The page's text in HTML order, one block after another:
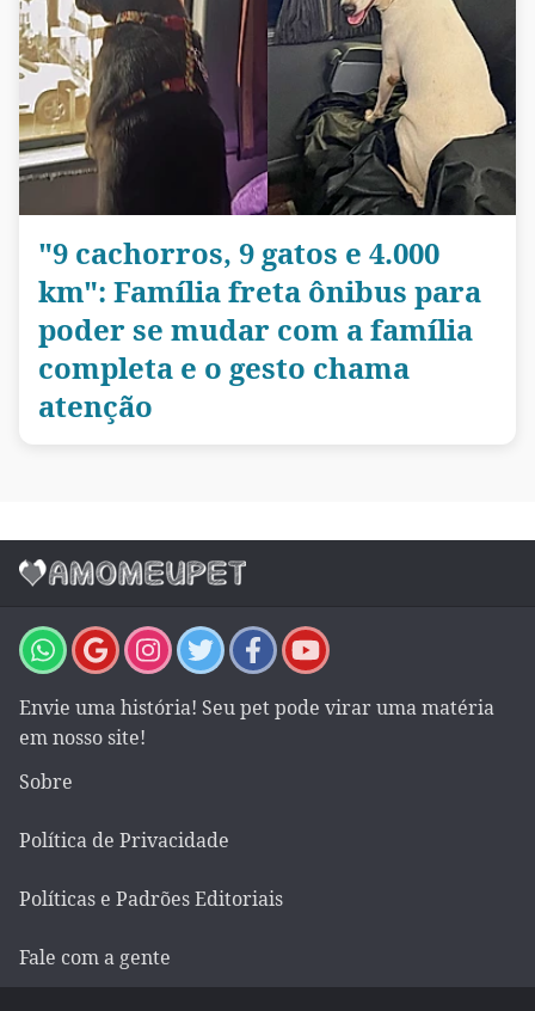
"9 cachorros, 9 gatos e 4.000
km": Família freta ônibus para
poder se mudar com a família
completa e o gesto chama
atenção
Envie uma história! Seu pet pode virar uma matéria
em nosso site!
Sobre
Política de Privacidade
Políticas e Padrões Editoriais
Fale com a gente